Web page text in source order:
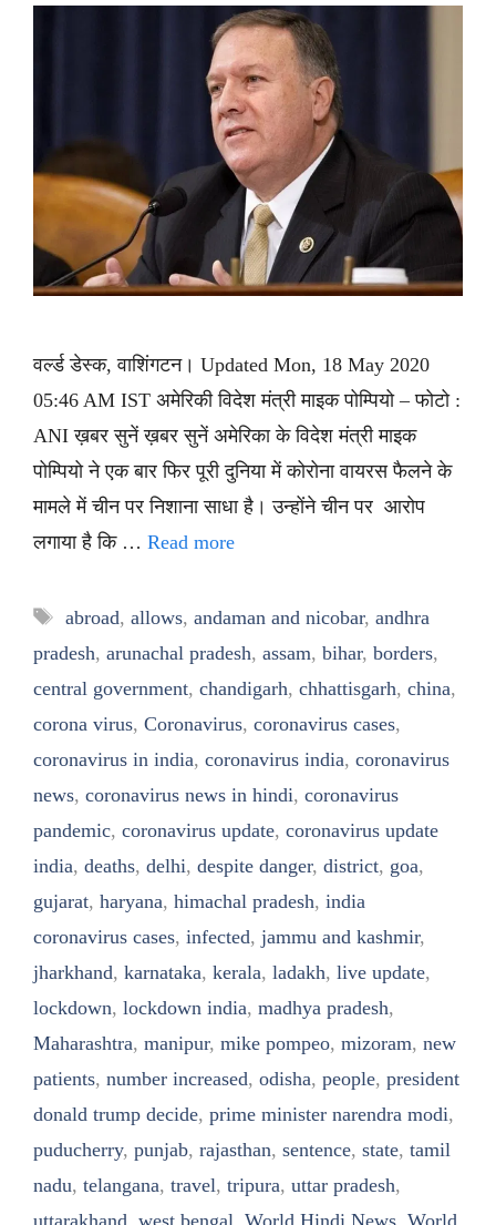
वर्ल्ड डेस्क, वाशिंगटन। Updated Mon, 18 May 2020
05:46 AM IST अमेरिकी विदेश मंत्री माइक पोम्पियो – फोटो :
ANI ख़बर सुनें ख़बर सुनें अमेरिका के विदेश मंत्री माइक
पोम्पियो ने एक बार फिर पूरी दुनिया में कोरोना वायरस फैलने के
मामले में चीन पर निशाना साधा है। उन्होंने चीन पर आरोप
लगाया है कि … Read more
Tags
abroad, allows, andaman and nicobar, andhra
pradesh, arunachal pradesh, assam, bihar, borders,
central government, chandigarh, chhattisgarh, china,
corona virus, Coronavirus, coronavirus cases,
coronavirus in india, coronavirus india, coronavirus
news, coronavirus news in hindi, coronavirus
pandemic, coronavirus update, coronavirus update
india, deaths, delhi, despite danger, district, goa,
gujarat, haryana, himachal pradesh, india
coronavirus cases, infected, jammu and kashmir,
jharkhand, karnataka, kerala, ladakh, live update,
lockdown, lockdown india, madhya pradesh,
Maharashtra, manipur, mike pompeo, mizoram, new
patients, number increased, odisha, people, president
donald trump decide, prime minister narendra modi,
puducherry, punjab, rajasthan, sentence, state, tamil
nadu, telangana, travel, tripura, uttar pradesh,
uttarakhand west bengal World Hindi News World